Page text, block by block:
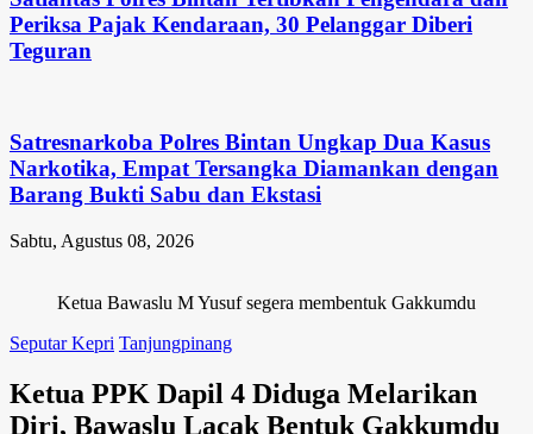
Periksa Pajak Kendaraan, 30 Pelanggar Diberi
Teguran
Satresnarkoba Polres Bintan Ungkap Dua Kasus
Narkotika, Empat Tersangka Diamankan dengan
Barang Bukti Sabu dan Ekstasi
Sabtu, Agustus 08, 2026
Ketua Bawaslu M Yusuf segera membentuk Gakkumdu
Seputar Kepri Tanjungpinang
Ketua PPK Dapil 4 Diduga Melarikan
Diri, Bawaslu Lacak Bentuk Gakkumdu